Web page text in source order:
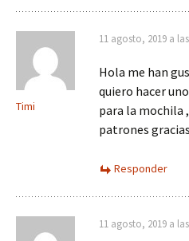
Timi
11 agosto, 2019 a
Hola me han
quiero hacer
para la mochila
patrones gracias
Responder
11 agosto, 2019 a